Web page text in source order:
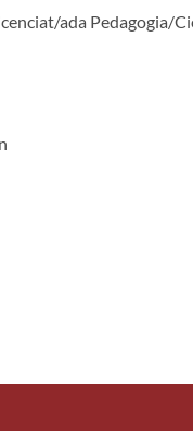
ada Pedagogia/